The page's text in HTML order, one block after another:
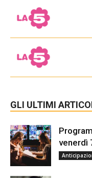
GLI ULTIMI
venerdì